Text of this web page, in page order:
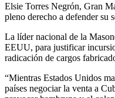
Elsie Torres Negrón, Gran
pleno derecho a defender su
La líder nacional de la
EEUU, para justificar
radicación de cargos
“Mientras Estados Unidos
países negociar la venta a